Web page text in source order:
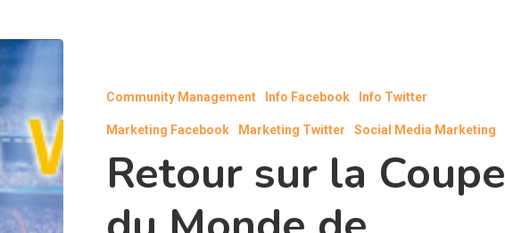
Community Management Info Facebook Info Twitter
Marketing Facebook Marketing Twitter Social Media Marketing
Retour sur la Coupe